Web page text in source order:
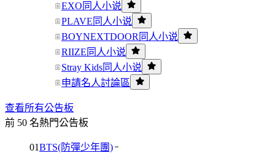
EXO同人小说
PLAVE同人小说
BOYNEXTDOOR同人小说
RIIZE同人小说
Stray Kids同人小说
申請名人討論區
查看所有公告板
前 50 名熱門公告板
01BTS(防彈少年團)